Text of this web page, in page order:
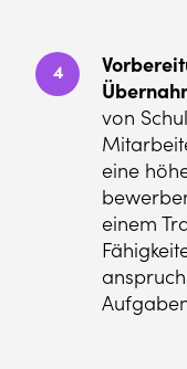
4
von
eine
einem